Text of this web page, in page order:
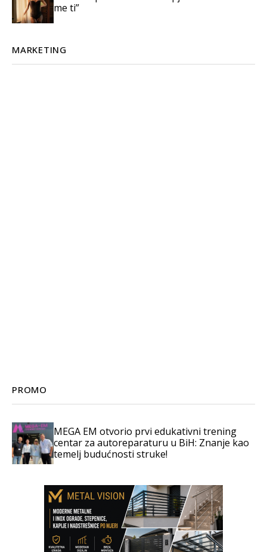
me ti”
MARKETING
PROMO
MEGA EM otvorio prvi edukativni trening
centar za autoreparaturu u BiH: Znanje kao
temelj budućnosti struke!